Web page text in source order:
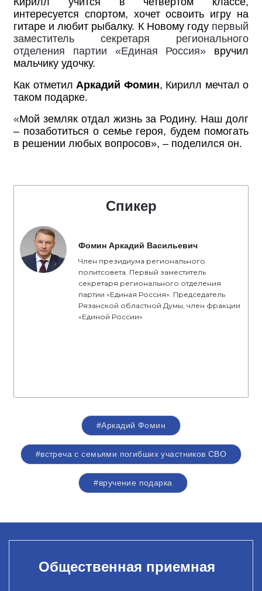
интересуется спортом, хочет освоить игру на
гитаре и любит рыбалку. К Новому году первый
заместитель секретаря регионального
отделения партии «Единая Россия»
вручил
мальчику удочку.
Как отметил Аркадий Фомин, Кирилл мечтал о
таком подарке.
«Мой земляк отдал жизнь за Родину. Наш долг
– позаботиться о семье героя, будем помогать
в решении любых вопросов», – поделился он.
Спикер
Фомин Аркадий Васильевич
Член президиума регионального
политсовета. Первый заместитель
секретаря регионального отделения
партии «Единая Россия». Председатель
Рязанской областной Думы, член фракции
«Единой России»
#Аркадий Фомин
#встреча с семьями погибших участников СВО
#вручение подарка
Общественная приемная